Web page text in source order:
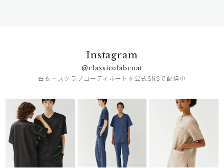
Instagram
@classicolabcoat
白衣・スクラブコーディネートを公式SNSで配信中